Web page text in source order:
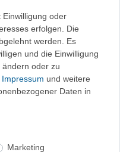
für seine
Erinnerung für
oder
erfolgen. Die
werden. Es
und die Einwilligung
oder zu
Impressum und weitere
Daten in
Marketing